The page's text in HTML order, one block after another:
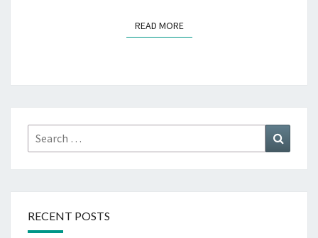
E
M
O
M
R
I
K
READ MOREREAD MORE
Search
for:
RECENT POSTS